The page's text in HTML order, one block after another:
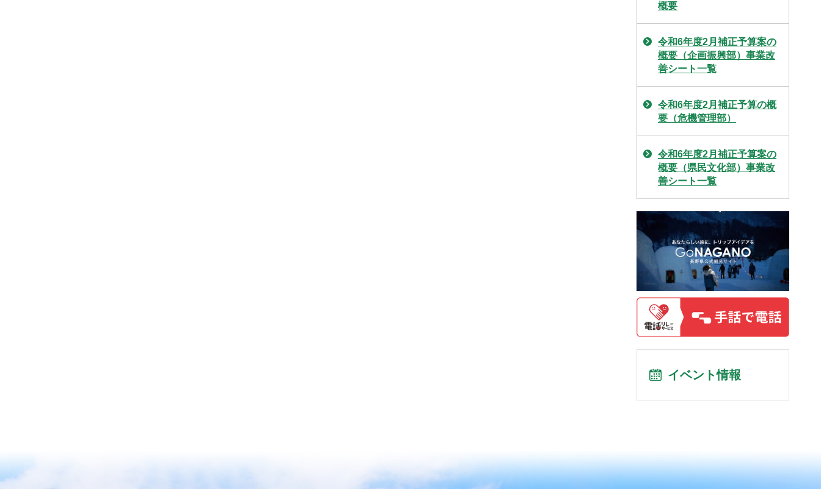
概要
令和6年度2月補正予算案の
概要（企画振興部）事業改
善シート一覧
令和6年度2月補正予算の概
要（危機管理部）
令和6年度2月補正予算案の
概要（県民文化部）事業改
善シート一覧
イベント情報